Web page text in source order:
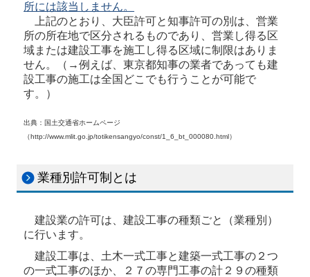
所には該当しません。
上記のとおり、大臣許可と知事許可の別は、営業
所の所在地で区分されるものであり、営業し得る区
域または建設工事を施工し得る区域に制限はありま
せん。（→例えば、東京都知事の業者であっても建
設工事の施工は全国どこでも行うことが可能で
す。）
出典：国土交通省ホームページ
（http://www.mlit.go.jp/totikensangyo/const/1_6_bt_000080.html）
業種別許可制とは
建設業の許可は、建設工事の種類ごと（業種別）
に行います。
建設工事は、土木一式工事と建築一式工事の２つ
の一式工事のほか、２７の専門工事の計２９の種類